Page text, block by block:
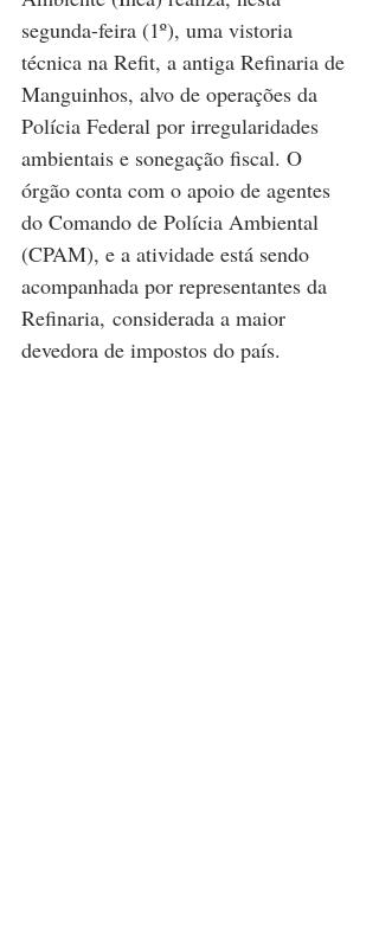
segunda-feira (1º), uma vistoria
técnica na Refit, a antiga Refinaria de
Manguinhos, alvo de operações da
Polícia Federal por irregularidades
ambientais e sonegação fiscal. O
órgão conta com o apoio de agentes
do Comando de Polícia Ambiental
(CPAM), e a atividade está sendo
acompanhada por representantes da
Refinaria, considerada a maior
devedora de impostos do país.